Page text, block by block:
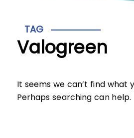
TAG
Valogreen
It seems we can’t find what
Perhaps searching can help.